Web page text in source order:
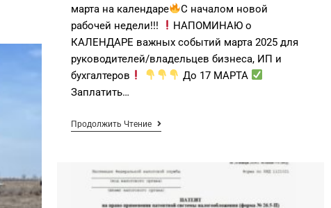
марта на календаре
С началом новой
рабочей недели!!!
НАПОМИНАЮ о
КАЛЕНДАРЕ важных событий марта 2025 для
руководителей/владельцев бизнеса, ИП и
бухгалтеров
До 17 МАРТА
Заплатить…
Продолжить Чтение